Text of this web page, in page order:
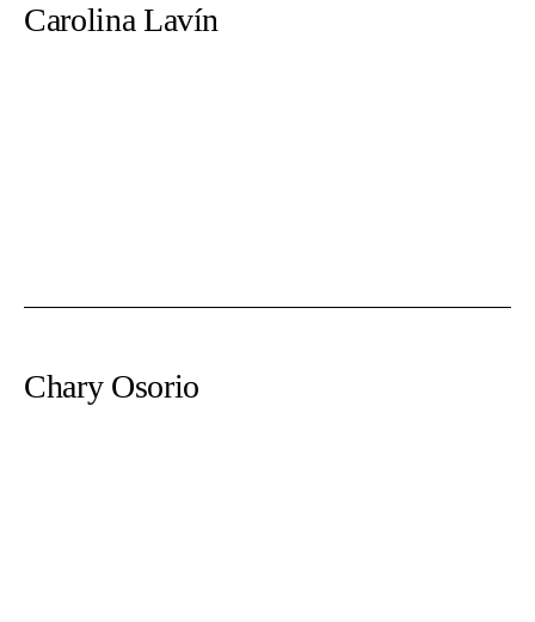
Carolina Lavín
Chary Osorio